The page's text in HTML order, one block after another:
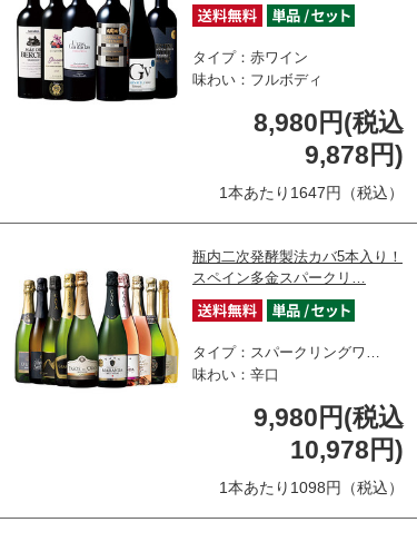
タイプ：赤ワイン
味わい：フルボディ
8,980円(税込
9,878円)
1本あたり1647円（税込）
瓶内二次発酵製法カバ5本入り！
スペイン多金スパークリ…
タイプ：スパークリングワ…
味わい：辛口
9,980円(税込
10,978円)
1本あたり1098円（税込）